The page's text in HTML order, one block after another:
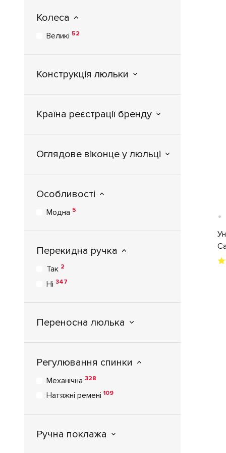
Колеса
Великі 52
Конструкція люльки
Країна реєстрації бренду
Оглядове віконце у люльці
Особливості
Модна 5
Перекидна ручка
Так 2
Ні 347
Переносна люлька
Регулювання спинки
Механічна 328
Натяжні ремені109
Ручна поклажа
•